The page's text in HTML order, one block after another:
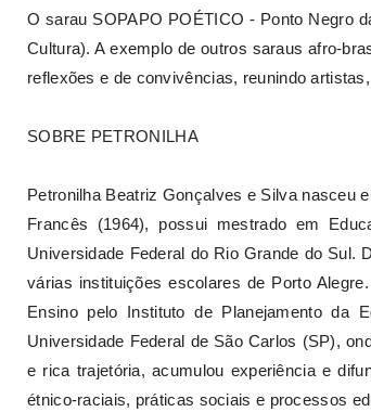
O sarau SOPAPO POÉTICO - Ponto Negro
Cultura). A exemplo de outros saraus afro-
reflexões e de convivências, reunindo
SOBRE PETRONILHA
Petronilha Beatriz Gonçalves e Silva nasceu
Francês (1964), possui mestrado em
Universidade Federal do Rio Grande do Sul.
várias instituições escolares de Porto
Ensino pelo Instituto de Planejamento da
Universidade Federal de São Carlos (SP),
e rica trajetória, acumulou experiência e
étnico-raciais, práticas sociais e processos